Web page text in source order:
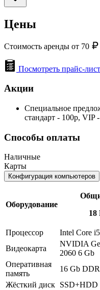
Цены
Стоимость аренды от 70
Посмотреть прайс-лист
Акции
Специальное
стандарт - 100р, VIP
Способы оплаты
Наличные
Карты
Конфигурация компьютеров
Оборудование
Процессор Intel Core
Видеокарта
NVIDIA
2060 6 Gb
Оперативная
память
16 Gb
Жёсткий диск SSD+HDD